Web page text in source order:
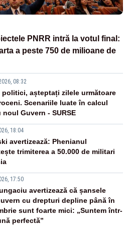
PNRR intră la votul final:
a peste 750 de milioane de
08:32
politici, așteptați zilele următoare
Scenariile luate în calcul
noul Guvern - SURSE
18:04
avertizează: Phenianul
trimiterea a 50.000 de militari
17:50
avertizează că șansele
cu drepturi depline până în
sunt foarte mici: „Suntem într-
perfectă”